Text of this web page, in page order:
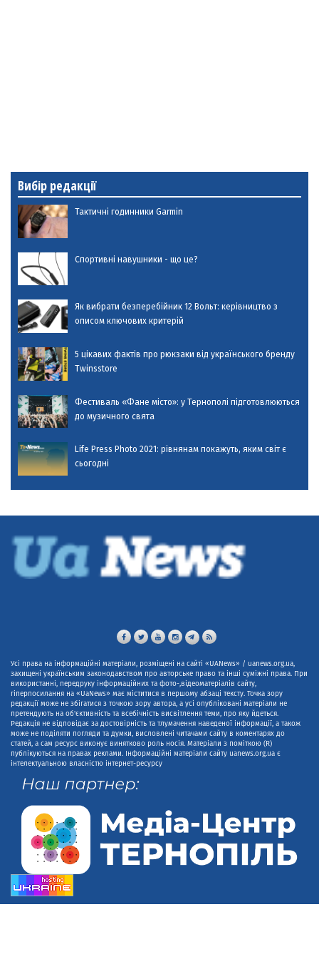
Вибір редакції
Тактичні годинники Garmin
Спортивні навушники - що це?
Як вибрати безперебійник 12 Вольт: керівництво з
описом ключових критерій
5 цікавих фактів про рюкзаки від українського бренду
Twinsstore
Фестиваль «Фане місто»: у Тернополі підготовлюються
до музичного свята
Life Press Photo 2021: рівнянам покажуть, яким світ є
сьогодні
Усі права на інформаційні матеріали, розміщені на сайті «UANews» / uanews.org.ua,
захищені українським законодавством про авторське право та інші суміжні права. При
використанні, передруку інформаційних та фото-,відеоматеріалів сайту,
гіперпосилання на «UaNews» має міститися в першому абзаці тексту. Точка зору
редакції може не збігатися з точкою зору автора, а усі опубліковані матеріали не
претендують на об'єктивність та всебічність висвітлення теми, про яку йдеться.
Редакція не відповідає за достовірність та тлумачення наведеної інформації, а також
може не поділяти погляди та думки, висловлені читачами сайту в коментарях до
статей, а сам ресурс виконує винятково роль носія. Матеріали з поміткою (R)
публікуються на правах реклами. Інформаційні матеріали сайту uanews.org.ua є
інтелектуальною власністю інтернет-ресурсу